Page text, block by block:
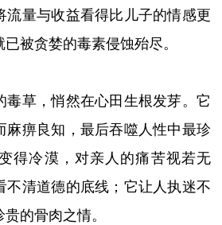
流量与收益看得比儿子的情感更
被贪婪的毒素侵蚀殆尽。
毒草，悄然在心田生根发芽。它
麻痹良知，最后吞噬人性中最珍
得冷漠，对亲人的痛苦视若无
不清道德的底线；它让人执迷不
的骨肉之情。